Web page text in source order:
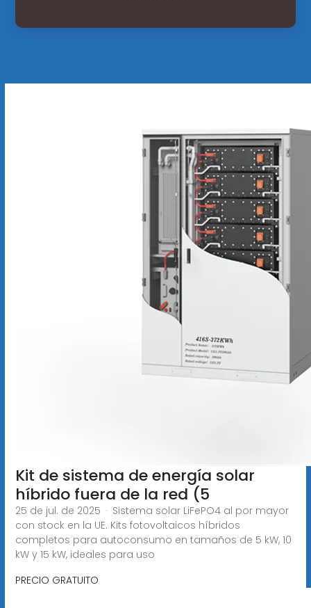
Kit de sistema de energía solar
híbrido fuera de la red (5
25 de jul. de 2025 · Sistema solar LiFePO4 al por mayor
con stock en la UE. Kits fotovoltaicos híbridos
completos para autoconsumo en tamaños de 5 kW, 10
kW y 15 kW, ideales para uso
PRECIO GRATUITO